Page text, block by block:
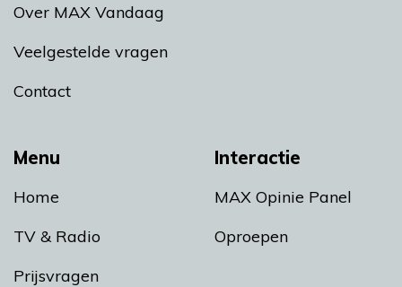
Menu
Home
TV & Radio
Prijsvragen
Interactie
MAX Opinie Panel
Oproepen
Over MAX Vandaag
Veelgestelde vragen
Contact